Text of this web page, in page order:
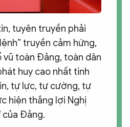
tuyên truyền phải
truyền cảm hứng,
vũ toàn Đảng, toàn dân
huy cao nhất tinh
tự lực, tự cường, tự
hiện thắng lợi Nghị
của Đảng.